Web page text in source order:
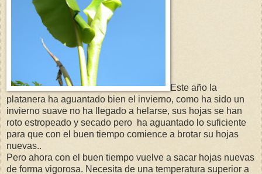
Este año la
platanera ha aguantado bien el invierno, como ha sido un
invierno suave no ha llegado a helarse, sus hojas se han
roto estropeado y secado pero ha aguantado lo suficiente
para que con el buen tiempo comience a brotar su hojas
nuevas..
Pero ahora con el buen tiempo vuelve a sacar hojas nuevas
de forma vigorosa. Necesita de una temperatura superior a